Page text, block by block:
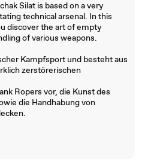
Silat is based on a very
technical arsenal. In this
discover the art of empty
of various weapons.
Kampfsport und besteht aus
zerstörerischen
Ropers vor, die Kunst des
die Handhabung von